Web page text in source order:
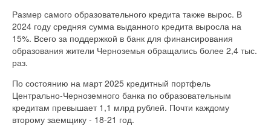
Размер самого образовательного кредита также вырос. В
2024 году средняя сумма выданного кредита выросла на
15%. Всего за поддержкой в банк для финансирования
образования жители Черноземья обращались более 2,4 тыс.
раз.
По состоянию на март 2025 кредитный портфель
Центрально-Черноземного банка по образовательным
кредитам превышает 1,1 млрд рублей. Почти каждому
второму заемщику - 18-21 год.